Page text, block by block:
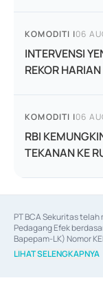
KOMODITI |06
INTERVENSI
REKOR HARIAN
KOMODITI |06
RBI
TEKANAN KE
PT BCA Sekuritas
Pedagang Efek
Bapepam-LK) Nomor
06/D.04/2014 tanggal
Efek berdasarkan surat
LIHAT SELENGKAPNYA